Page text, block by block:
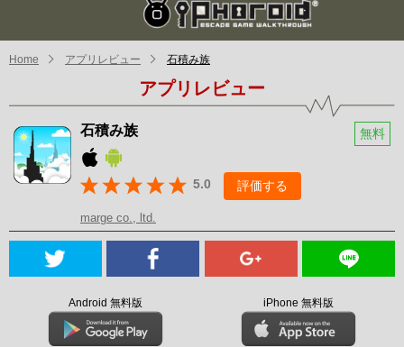
Mute
Home アプリレビュー 石積み族
アプリレビュー
石積み族 無料
5.0 評価する
marge co., ltd.
Android 無料版 iPhone 無料版